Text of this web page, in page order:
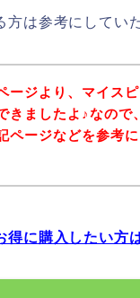
は参考にしてい
ージより、マイス
きましたよ♪なので
ページなどを参考
得に購入したい方